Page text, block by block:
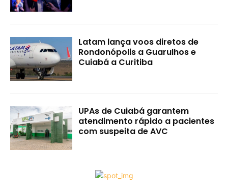
Latam lança voos diretos de
Rondonópolis a Guarulhos e
Cuiabá a Curitiba
UPAs de Cuiabá garantem
atendimento rápido a pacientes
com suspeita de AVC